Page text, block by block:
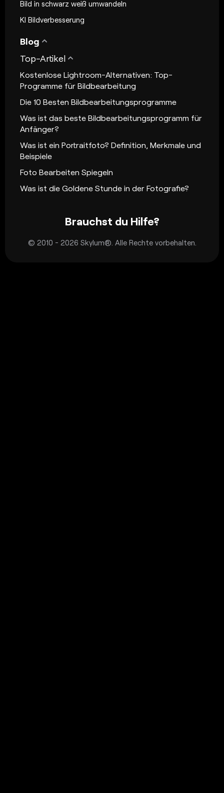
Bild in schwarz weiß umwandeln
KI Bildverbesserung
Blog
Top-Artikel
Kostenlose Lightroom-Alternativen: Top-
Programme für Bildbearbeitung
Die 10 Besten Bildbearbeitungsprogramme
Was ist das beste Bildbearbeitungsprogramm für
Anfänger?
Was ist ein Portraitfoto? Definition, Merkmale und
Beispiele
Foto Bearbeiten Spiegeln
Was ist die Goldene Stunde in der Fotografie?
Brauchst du Hilfe?
© 2010 - 2026 Skylum®. Alle Rechte vorbehalten.